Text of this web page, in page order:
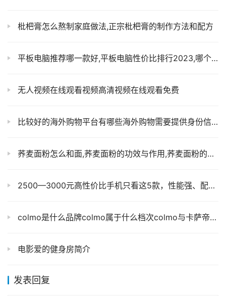
枇杷膏怎么熬制家庭做法,正宗枇杷膏的制作方法和配方
平板电脑推荐哪一款好,平板电脑性价比排行2023,哪个牌子的性价比最好
无人视频在线观看视频高清视频在线观看免费
比较好的海外购物平台有哪些海外购物需要提供身份信息安全吗
荞麦面粉怎么和面,荞麦面粉的功效与作用,荞麦面粉的做法大全
2500—3000元高性价比手机只看这5款，性能强、配置全、拍照好！
colmo是什么品牌colmo属于什么档次colmo与卡萨帝哪个好
电影爱的健身房简介
发表回复